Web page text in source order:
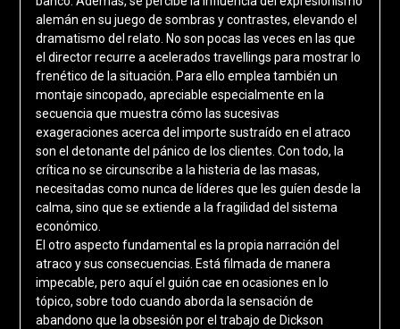
alemán en su juego de sombras y contrastes, elevando el
dramatismo del relato. No son pocas las veces en las que
el director recurre a acelerados travellings para mostrar lo
frenético de la situación. Para ello emplea también un
montaje sincopado, apreciable especialmente en la
secuencia que muestra cómo las sucesivas
exageraciones acerca del importe sustraído en el atraco
son el detonante del pánico de los clientes. Con todo, la
crítica no se circunscribe a la histeria de las masas,
necesitadas como nunca de líderes que les guíen desde la
calma, sino que se extiende a la fragilidad del sistema
económico.
El otro aspecto fundamental es la propia narración del
atraco y sus consecuencias. Está filmada de manera
impecable, pero aquí el guión cae en ocasiones en lo
tópico, sobre todo cuando aborda la sensación de
abandono que la obsesión por el trabajo de Dickson